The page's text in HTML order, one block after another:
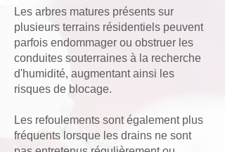
Les arbres matures présents sur
plusieurs terrains résidentiels peuvent
parfois endommager ou obstruer les
conduites souterraines à la recherche
d'humidité, augmentant ainsi les
risques de blocage.
Les refoulements sont également plus
fréquents lorsque les drains ne sont